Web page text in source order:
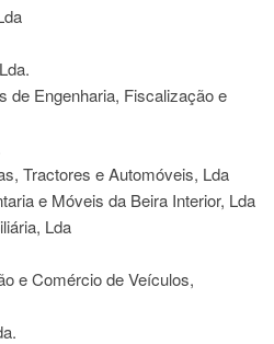
de Engenharia, Fiscalização e
Tractores e Automóveis, Lda
e Móveis da Beira Interior, Lda
Lda
e Comércio de Veículos,